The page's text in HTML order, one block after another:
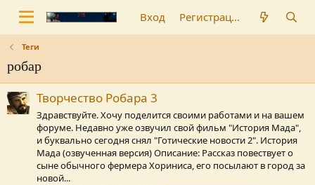
Вход Регистрация
Теги
робар
Творчество Робара 3
Здравствуйте. Хочу поделится своими работами и на вашем
форуме. Недавно уже озвучил свой фильм "История Мада",
и буквально сегодня снял "Готические новости 2". История
Мада (озвученная версия) Описание: Рассказ повествует о
сыне обычного фермера Хориниса, его посылают в город за
новой...